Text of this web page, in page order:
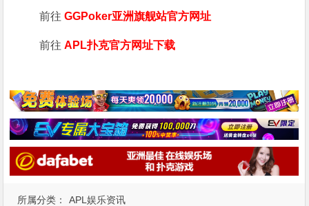
所属分类： APL娱乐资讯
前往GGPoker亚洲旗舰站官方网址
前往APL扑克官方网址下载